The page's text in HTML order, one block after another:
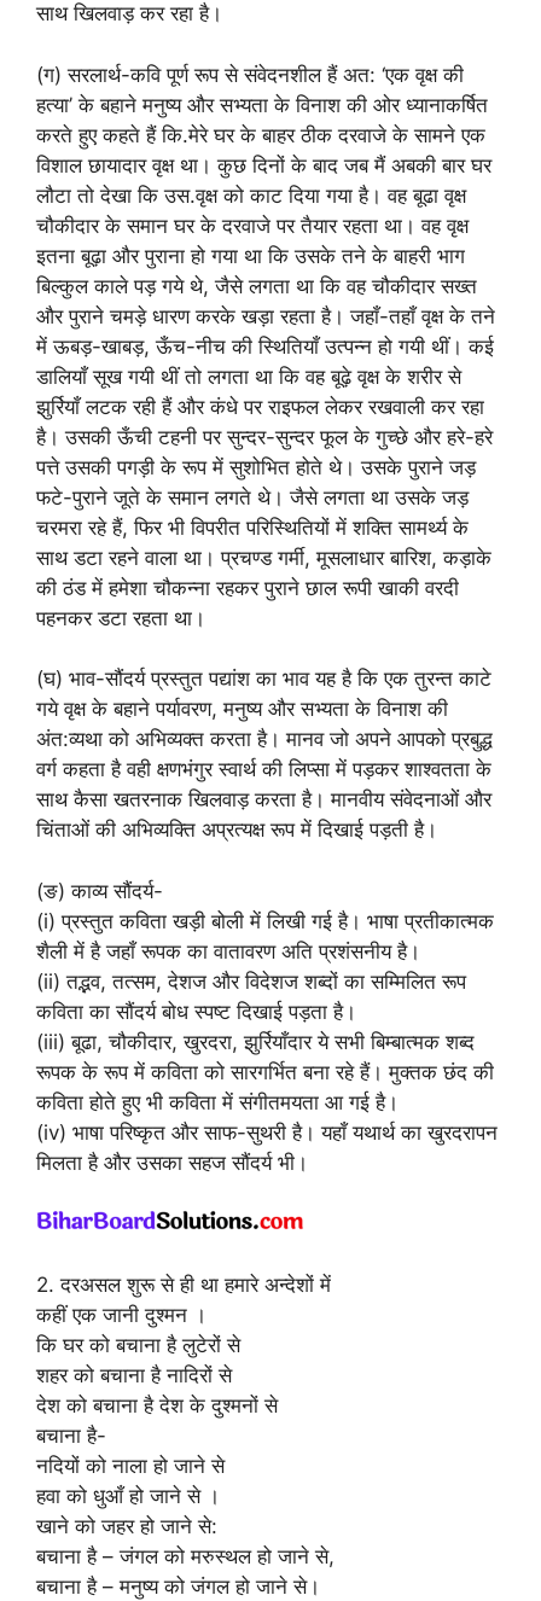
साथ खिलवाड़ कर रहा है।
(ग) सरलार्थ-कवि पूर्ण रूप से संवेदनशील हैं अत: ‘एक वृक्ष की
हत्या’ के बहाने मनुष्य और सभ्यता के विनाश की ओर ध्यानाकर्षित
करते हुए कहते हैं कि.मेरे घर के बाहर ठीक दरवाजे के सामने एक
विशाल छायादार वृक्ष था। कुछ दिनों के बाद जब मैं अबकी बार घर
लौटा तो देखा कि उस.वृक्ष को काट दिया गया है। वह बूढा वृक्ष
चौकीदार के समान घर के दरवाजे पर तैयार रहता था। वह वृक्ष
इतना बूढ़ा और पुराना हो गया था कि उसके तने के बाहरी भाग
बिल्कुल काले पड़ गये थे, जैसे लगता था कि वह चौकीदार सख्त
और पुराने चमड़े धारण करके खड़ा रहता है। जहाँ-तहाँ वृक्ष के तने
में ऊबड़-खाबड़, ऊँच-नीच की स्थितियाँ उत्पन्न हो गयी थीं। कई
डालियाँ सूख गयी थीं तो लगता था कि वह बूढ़े वृक्ष के शरीर से
झुर्रियाँ लटक रही हैं और कंधे पर राइफल लेकर रखवाली कर रहा
है। उसकी ऊँची टहनी पर सुन्दर-सुन्दर फूल के गुच्छे और हरे-हरे
पत्ते उसकी पगड़ी के रूप में सुशोभित होते थे। उसके पुराने जड़
फटे-पुराने जूते के समान लगते थे। जैसे लगता था उसके जड़
चरमरा रहे हैं, फिर भी विपरीत परिस्थितियों में शक्ति सामर्थ्य के
साथ डटा रहने वाला था। प्रचण्ड गर्मी, मूसलाधार बारिश, कड़ाके
की ठंड में हमेशा चौकन्ना रहकर पुराने छाल रूपी खाकी वरदी
पहनकर डटा रहता था।
(घ) भाव-सौंदर्य प्रस्तुत पद्यांश का भाव यह है कि एक तुरन्त काटे
गये वृक्ष के बहाने पर्यावरण, मनुष्य और सभ्यता के विनाश की
अंत:व्यथा को अभिव्यक्त करता है। मानव जो अपने आपको प्रबुद्ध
वर्ग कहता है वही क्षणभंगुर स्वार्थ की लिप्सा में पड़कर शाश्वतता के
साथ कैसा खतरनाक खिलवाड़ करता है। मानवीय संवेदनाओं और
चिंताओं की अभिव्यक्ति अप्रत्यक्ष रूप में दिखाई पड़ती है।
(ङ) काव्य सौंदर्य-
(i) प्रस्तुत कविता खड़ी बोली में लिखी गई है। भाषा प्रतीकात्मक
शैली में है जहाँ रूपक का वातावरण अति प्रशंसनीय है।
(ii) तद्भव, तत्सम, देशज और विदेशज शब्दों का सम्मिलित रूप
कविता का सौंदर्य बोध स्पष्ट दिखाई पड़ता है।
(iii) बूढा, चौकीदार, खुरदरा, झुर्रियाँदार ये सभी बिम्बात्मक शब्द
रूपक के रूप में कविता को सारगर्भित बना रहे हैं। मुक्तक छंद की
कविता होते हुए भी कविता में संगीतमयता आ गई है।
(iv) भाषा परिष्कृत और साफ-सुथरी है। यहाँ यथार्थ का खुरदरापन
मिलता है और उसका सहज सौंदर्य भी।
2. दरअसल शुरू से ही था हमारे अन्देशों में
कहीं एक जानी दुश्मन ।
कि घर को बचाना है लुटेरों से
शहर को बचाना है नादिरों से
देश को बचाना है देश के दुश्मनों से
बचाना है-
नदियों को नाला हो जाने से
हवा को धुआँ हो जाने से ।
खाने को जहर हो जाने से:
बचाना है – जंगल को मरुस्थल हो जाने से,
बचाना है – मनुष्य को जंगल हो जाने से।